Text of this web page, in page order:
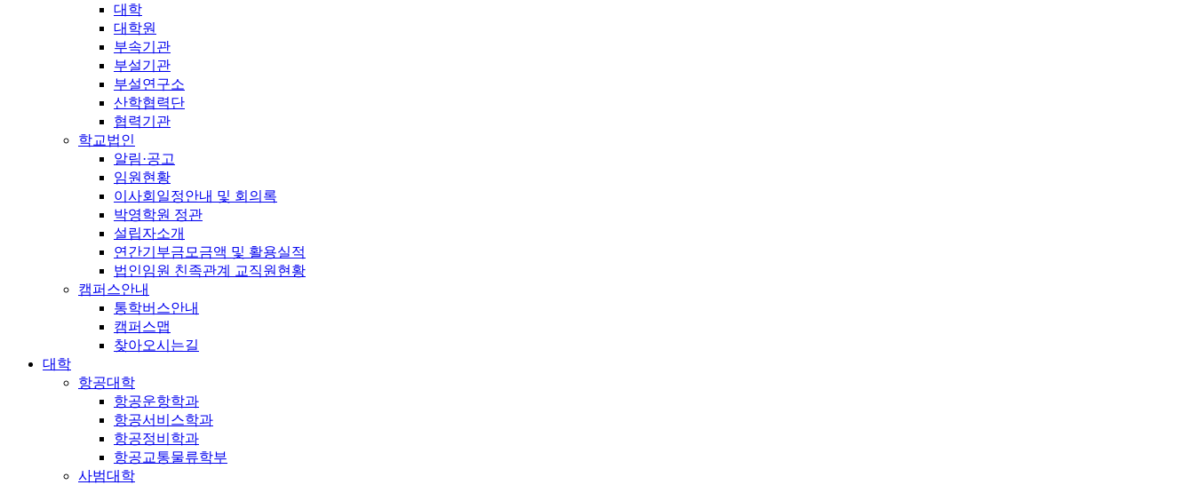
대학
대학원
부속기관
부설기관
부설연구소
산학협력단
협력기관
학교법인
알림·공고
임원현황
이사회일정안내 및 회의록
박영학원 정관
설립자소개
연간기부금모금액 및 활용실적
법인임원 친족관계 교직원현황
캠퍼스안내
통학버스안내
캠퍼스맵
찾아오시는길
대학
항공대학
항공운항학과
항공서비스학과
항공정비학과
항공교통물류학부
사범대학